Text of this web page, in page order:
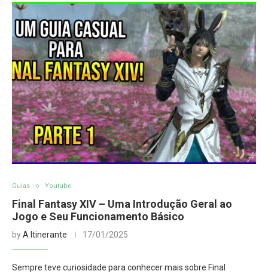
Guias Youtube
Final Fantasy XIV – Uma Introdução Geral ao
Jogo e Seu Funcionamento Básico
byA Itinerante 17/01/2025
Sempre teve curiosidade para conhecer mais sobre Final